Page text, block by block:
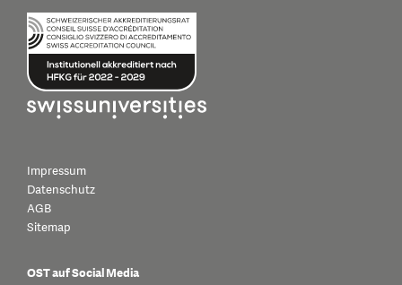
Impressum
Datenschutz
AGB
Sitemap
OST auf Social Media